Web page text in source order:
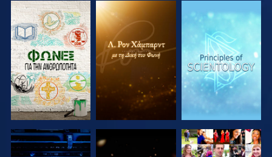
ΕΞΕΡΕΥΝΗΣΤΕ
ΤΗ ΣΕΙΡΑ
ΕΞΕΡΕΥΝΗΣΤΕ
ΤΗ ΣΕΙΡΑ
ΕΞΕΡΕΥΝΗΣΤΕ
ΤΗ ΣΕΙΡΑ